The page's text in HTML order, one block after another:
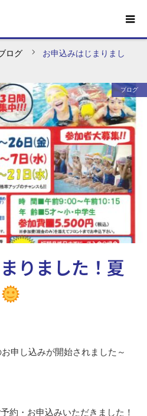
ログ
お申込みはじまりまし
ブログ
りました！夏
申し込みが開始されました～
約・お申込みいただきました！